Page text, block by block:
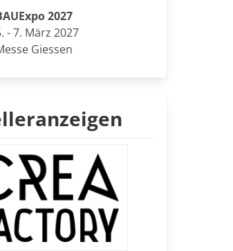
2027
- 7. März 2027
Giessen